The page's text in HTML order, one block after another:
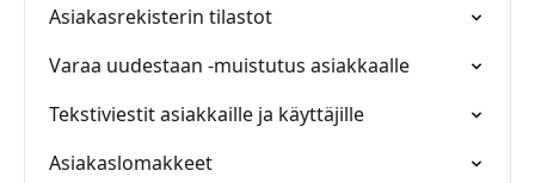
Asiakasrekisterin tilastot
Varaa uudestaan -muistutus asiakkaalle
Tekstiviestit asiakkaille ja käyttäjille
Asiakaslomakkeet